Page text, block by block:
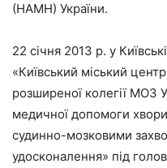
(НАМН) України.
22 січня 2013 р. у
«Київський міський
розширеної колегії МОЗ
медичної допомоги
судинно-мозковими
удосконалення» під